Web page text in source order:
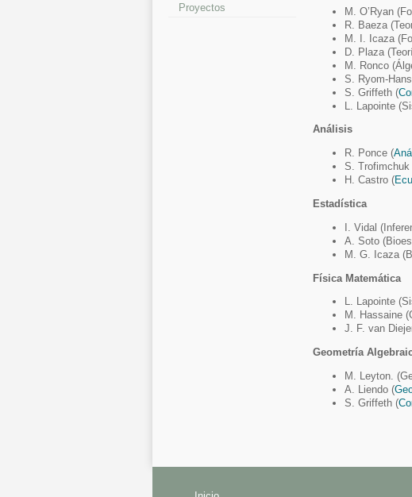
M. O’Ryan
R. Baeza
M. I. Icaza
D. Plaza
M. Ronco
S. Ryom-
S. Griffeth (
L. Lapointe
Análisis
R. Ponce (
S.
H. Castro (
Estadística
I. Vidal
A. Soto
M. G. Icaza
Física Matemática
L. Lapointe
M. Hassaine
J. F. van
Geometría
M. Leyton.
A. Liendo (
S. Griffeth (
Proyectos